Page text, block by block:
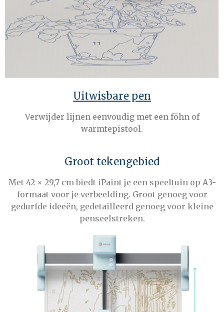
Uitwisbare pen
Verwijder lijnen eenvoudig met een föhn of
warmtepistool.
Groot tekengebied
Met 42 × 29,7 cm biedt iPaint je een speeltuin op A3-
formaat voor je verbeelding. Groot genoeg voor
gedurfde ideeën, gedetailleerd genoeg voor kleine
penseelstreken.